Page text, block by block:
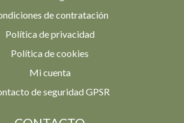
de contratación
Política de privacidad
Política de cookies
Mi cuenta
de seguridad GPSR